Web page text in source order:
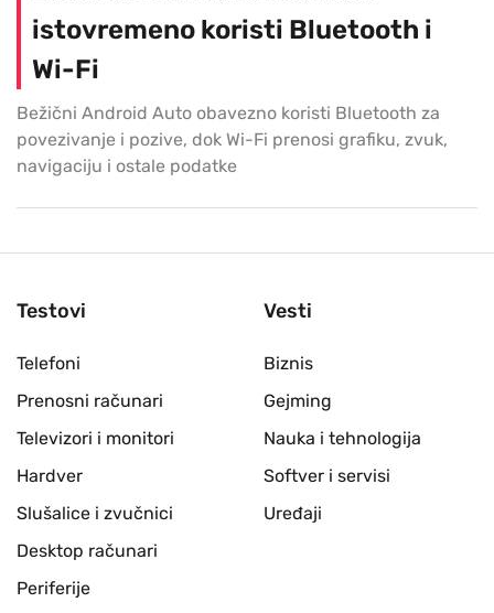
istovremeno koristi Bluetooth i
Wi-Fi
Bežični Android Auto obavezno koristi Bluetooth za
povezivanje i pozive, dok Wi-Fi prenosi grafiku, zvuk,
navigaciju i ostale podatke
Testovi
Telefoni
Prenosni računari
Televizori i monitori
Hardver
Slušalice i zvučnici
Desktop računari
Periferije
Vesti
Biznis
Gejming
Nauka i tehnologija
Softver i servisi
Uređaji